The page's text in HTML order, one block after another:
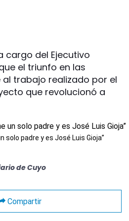
cargo del Ejecutivo
el triunfo en las
trabajo realizado por el
que revolucionó a
solo padre y es José Luis Gioja”
de Cuyo
Compartir